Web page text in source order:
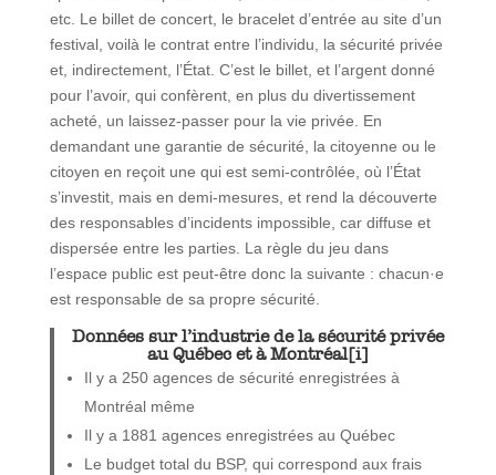
etc. Le billet de concert, le bracelet d’entrée au site d’un
festival, voilà le contrat entre l’individu, la sécurité privée
et, indirectement, l’État. C’est le billet, et l’argent donné
pour l’avoir, qui confèrent, en plus du divertissement
acheté, un laissez-passer pour la vie privée. En
demandant une garantie de sécurité, la citoyenne ou le
citoyen en reçoit une qui est semi-contrôlée, où l’État
s’investit, mais en demi-mesures, et rend la découverte
des responsables d’incidents impossible, car diffuse et
dispersée entre les parties. La règle du jeu dans
l’espace public est peut-être donc la suivante : chacun·e
est responsable de sa propre sécurité.
Données sur l’industrie de la sécurité privée
au Québec et à Montréal[i]
Il y a 250 agences de sécurité enregistrées à
Montréal même
Il y a 1881 agences enregistrées au Québec
Le budget total du BSP, qui correspond aux frais